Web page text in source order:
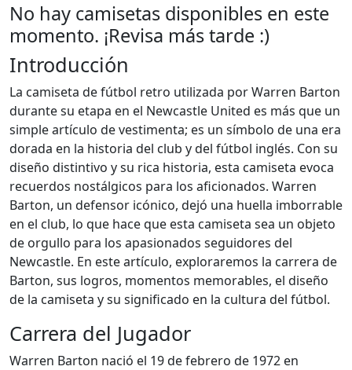
No hay camisetas disponibles en este
momento. ¡Revisa más tarde :)
Introducción
La camiseta de fútbol retro utilizada por Warren Barton
durante su etapa en el Newcastle United es más que un
simple artículo de vestimenta; es un símbolo de una era
dorada en la historia del club y del fútbol inglés. Con su
diseño distintivo y su rica historia, esta camiseta evoca
recuerdos nostálgicos para los aficionados. Warren
Barton, un defensor icónico, dejó una huella imborrable
en el club, lo que hace que esta camiseta sea un objeto
de orgullo para los apasionados seguidores del
Newcastle. En este artículo, exploraremos la carrera de
Barton, sus logros, momentos memorables, el diseño
de la camiseta y su significado en la cultura del fútbol.
Carrera del Jugador
Warren Barton nació el 19 de febrero de 1972 en